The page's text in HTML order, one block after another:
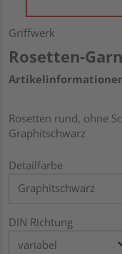
Griffwerk
Rosetten-
Rosetten rund, ohne
Graphitschwarz
Detailfarbe
DIN Richtung